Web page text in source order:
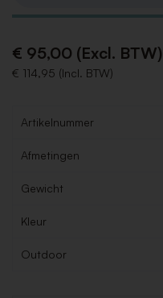
€ 95,00 (Excl. BTW)
€ 114,95 (Incl. BTW)
Artikelnummer
Afmetingen
Gewicht
Kleur
Outdoor